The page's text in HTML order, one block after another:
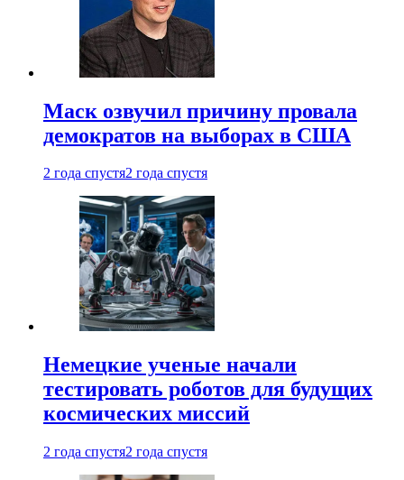
Маск озвучил причину провала
демократов на выборах в США
2 года спустя2 года спустя
Немецкие ученые начали
тестировать роботов для будущих
космических миссий
2 года спустя2 года спустя